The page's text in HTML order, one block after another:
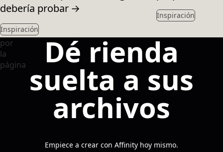
debería probar →
Inspiración
Inspiración
Dé rienda
suelta a sus
archivos
Empiece a crear con Affinity hoy mismo.